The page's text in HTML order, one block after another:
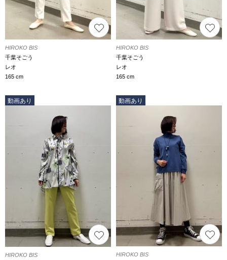
HIROKO BIS
千葉そごう
レオ
165 cm
HIROKO BIS
千葉そごう
レオ
165 cm
動画あり
HIROKO BIS
動画あり
HIROKO BIS